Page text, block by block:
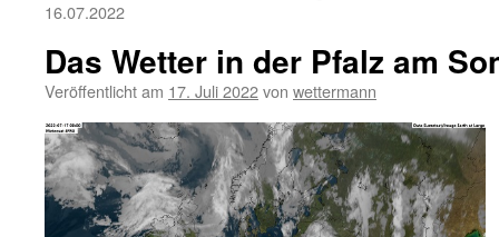
16.07.2022
Das Wetter in der Pfalz am
Veröffentlicht am 17. Juli 2022von wettermann